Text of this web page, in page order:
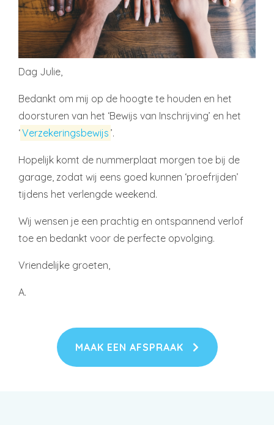
Dag Julie,
Bedankt om mij op de hoogte te houden en het
doorsturen van het ‘Bewijs van Inschrijving’ en het
‘Verzekeringsbewijs ’.
Hopelijk komt de nummerplaat morgen toe bij de
garage, zodat wij eens goed kunnen ‘proefrijden’
tijdens het verlengde weekend.
Wij wensen je een prachtig en ontspannend verlof
toe en bedankt voor de perfecte opvolging.
Vriendelijke groeten,
A.
MAAK EEN AFSPRAAK